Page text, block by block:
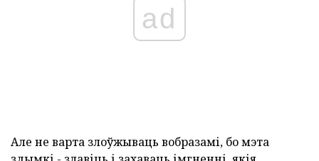
ad
Але не варта злоўжываць вобразамі, бо мэта